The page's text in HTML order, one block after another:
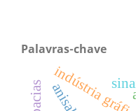
Palavras-chave
indústria